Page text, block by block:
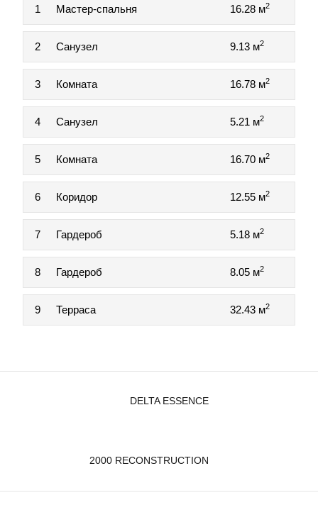
1 Мастер-спальня 16.28 м2
2 Санузел 9.13 м2
3 Комната 16.78 м2
4 Санузел 5.21 м2
5 Комната 16.70 м2
6 Коридор 12.55 м2
7 Гардероб 5.18 м2
8 Гардероб 8.05 м2
9 Терраса 32.43 м2
DELTA ESSENCE
2000 RECONSTRUCTION